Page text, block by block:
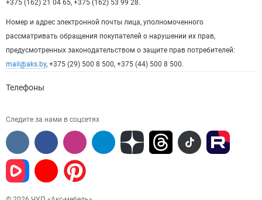
+375 (162) 21 04 65, +375 (162) 53 99 28.
Номер и адрес электронной почты лица, уполномоченного
рассматривать обращения покупателей о нарушении их прав,
предусмотренных законодательством о защите прав потребителей:
mail@aks.by, +375 (29) 500 8 500, +375 (44) 500 8 500.
Телефоны
Следите за нами в соцсетях